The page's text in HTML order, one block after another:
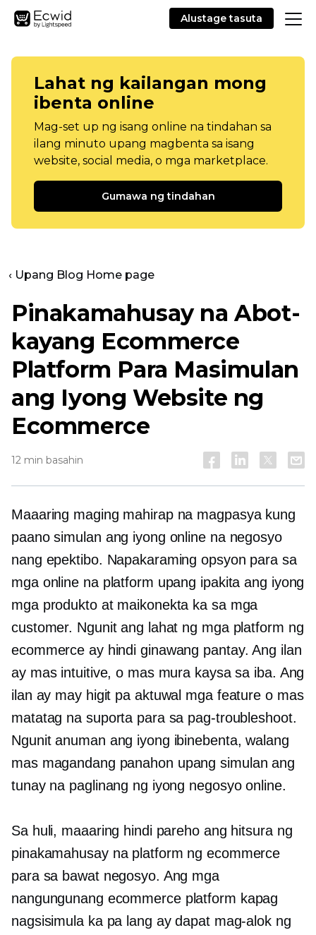
Alustage tasuta
Lahat ng kailangan mong
ibenta online
Mag-set up ng isang online na tindahan sa
ilang minuto upang magbenta sa isang
website, social media, o mga marketplace.
Gumawa ng tindahan
‹ Upang Blog Home page
Pinakamahusay na Abot-
kayang Ecommerce
Platform Para Masimulan
ang Iyong Website ng
Ecommerce
12 min basahin
Maaaring maging mahirap na magpasya kung
paano simulan ang iyong online na negosyo
nang epektibo. Napakaraming opsyon para sa
mga online na platform upang ipakita ang iyong
mga produkto at maikonekta ka sa mga
customer. Ngunit ang lahat ng mga platform ng
ecommerce ay hindi ginawang pantay. Ang ilan
ay mas intuitive, o mas mura kaysa sa iba. Ang
ilan ay may higit pa aktuwal mga feature o mas
matatag na suporta para sa pag-troubleshoot.
Ngunit anuman ang iyong ibinebenta, walang
mas magandang panahon upang simulan ang
tunay na paglinang ng iyong negosyo online.
Sa huli, maaaring hindi pareho ang hitsura ng
pinakamahusay na platform ng ecommerce
para sa bawat negosyo. Ang mga
nangungunang ecommerce platform kapag
nagsisimula ka pa lang ay dapat mag-alok ng